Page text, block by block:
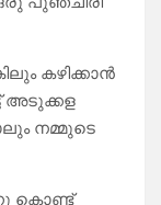
കഴിക്കാൻ
അടുക്കള
നമ്മുടെ
കൊണ്ട്